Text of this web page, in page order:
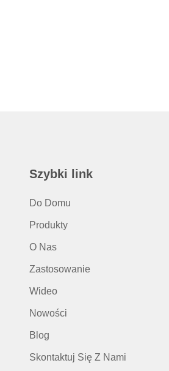
Szybki link
Do Domu
Produkty
O Nas
Zastosowanie
Wideo
Nowości
Blog
Skontaktuj Się Z Nami